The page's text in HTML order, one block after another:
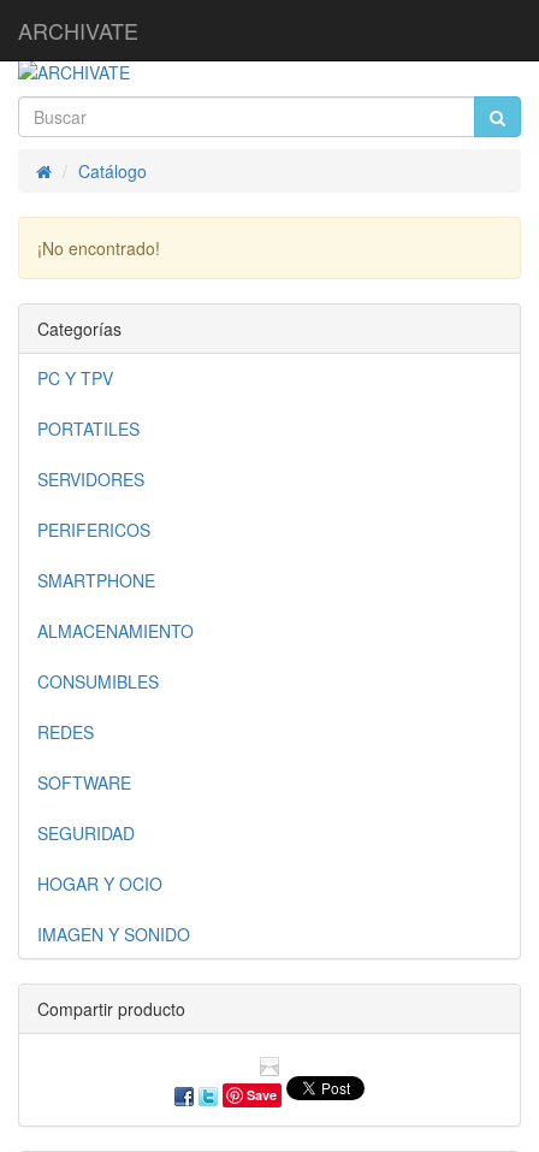
ARCHIVATE
InicioCatálogo
¡No encontrado!
Categorías
PC Y TPV
PORTATILES
SERVIDORES
PERIFERICOS
SMARTPHONE
ALMACENAMIENTO
CONSUMIBLES
REDES
SOFTWARE
SEGURIDAD
HOGAR Y OCIO
IMAGEN Y SONIDO
Compartir producto
Save